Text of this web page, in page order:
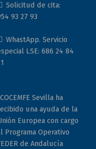
Solicitud de cita:
93 27 93
WhastApp. Servicio
LSE: 686 24 84
Sevilla ha
una ayuda de la
Europea con cargo
Programa Operativo
de Andalucía